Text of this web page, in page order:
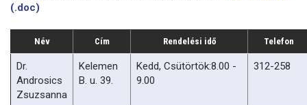
(.doc)
Név Cím Rendelési idő Telefon
Dr.
Androsics
Zsuzsanna
Kelemen
B. u. 39.
Kedd, Csütörtök:8.00 -
9.00
312-258